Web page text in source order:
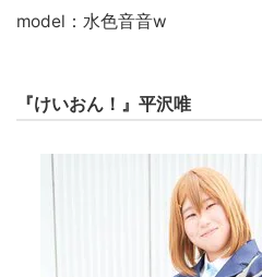
model：水色音音w
『けいおん！』平沢唯